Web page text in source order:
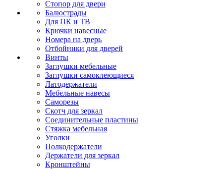
Стопор для двери
Балюстрады
Для ПК и ТВ
Крючки навесные
Номера на дверь
Отбойники для дверей
Винты
Заглушки мебельные
Заглушки самоклеющиеся
Латодержатели
Мебельные навесы
Саморезы
Скотч для зеркал
Соединительные пластины
Стяжка мебельная
Уголки
Полкодержатели
Держатели для зеркал
Кронштейны